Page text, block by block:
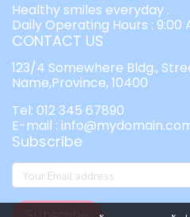
Healthy smiles everyday .
Daily Operating Hours : 9:00
CONTACT US
123/4 Somewhere Bldg.,
Name,Province, 10400
Tel: 012 345 67890
E-mail :
Subscribe